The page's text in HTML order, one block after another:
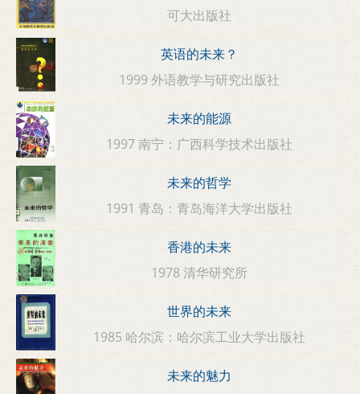
可大出版社
英语的未来？
1999 外语教学与研究出版社
未来的能源
1997 南宁：广西科学技术出版社
未来的哲学
1991 青岛：青岛海洋大学出版社
香港的未来
1978 清华研究所
世界的未来
1985 哈尔滨：哈尔滨工业大学出版社
未来的魅力